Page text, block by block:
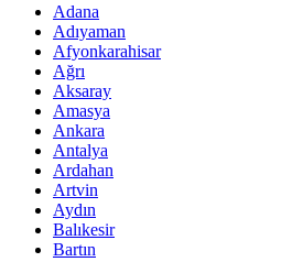
Adana
Adıyaman
Afyonkarahisar
Ağrı
Aksaray
Amasya
Ankara
Antalya
Ardahan
Artvin
Aydın
Balıkesir
Bartın